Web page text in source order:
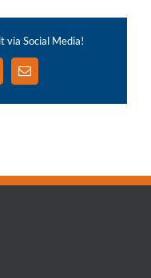
via Social Media!
E-